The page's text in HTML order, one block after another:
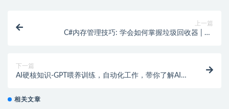
上一篇
C#内存管理技巧: 学会如何掌握垃圾回收器 | C#
下一篇
AI硬核知识-GPT喂养训练，自动化工作，带你了解AI的
相关文章